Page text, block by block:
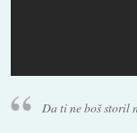
Da ti ne boš storil